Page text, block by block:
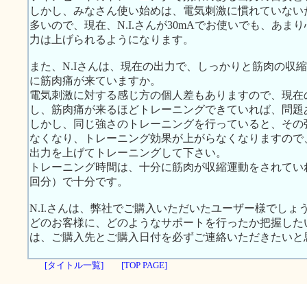
しかし、みなさん使い始めは、電気刺激に慣れていな
多いので、現在、N.I.さんが30mAでお使いでも、あま
力は上げられるようになります。
また、N.Iさんは、現在の出力で、しっかりと筋肉の収
に筋肉痛が来ていますか。
電気刺激に対する感じ方の個人差もありますので、現
し、筋肉痛が来るほどトレーニングできていれば、問
しかし、同じ強さのトレーニングを行っていると、そ
なくなり、トレーニング効果が上がらなくなりますの
出力を上げてトレーニングして下さい。
トレーニング時間は、十分に筋肉が収縮運動をされて
回分）で十分です。
N.I.さんは、弊社でご購入いただいたユーザー様でしょ
どのお客様に、どのようなサポートを行ったか把握し
は、ご購入先とご購入日付を必ずご連絡いただきたいと
[タイトル一覧] [TOP PAGE]